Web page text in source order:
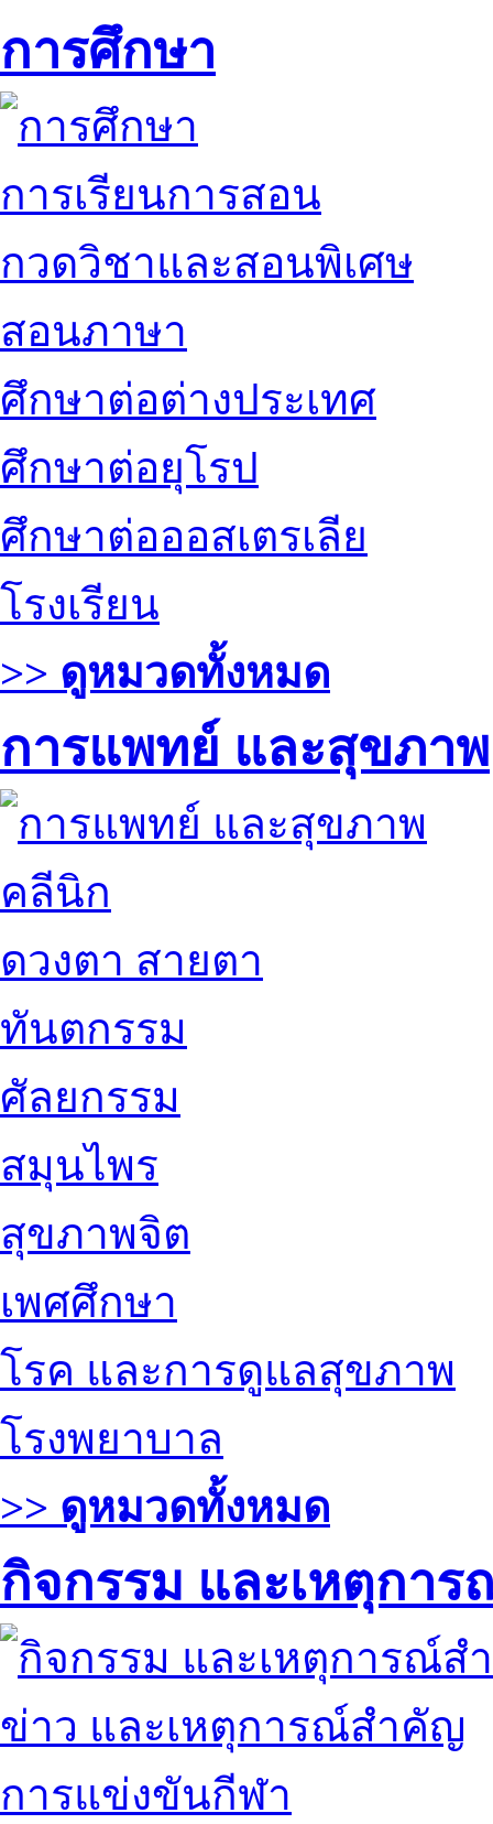
การศึกษา
การเรียนการสอน
กวดวิชาและสอนพิเศษ
สอนภาษา
ศึกษาต่อต่างประเทศ
ศึกษาต่อยุโรป
ศึกษาต่อออสเตรเลีย
โรงเรียน
>> ดูหมวดทั้งหมด
การแพทย์ และสุขภาพ
คลีนิก
ดวงตา สายตา
ทันตกรรม
ศัลยกรรม
สมุนไพร
สุขภาพจิต
เพศศึกษา
โรค และการดูแลสุขภาพ
โรงพยาบาล
>> ดูหมวดทั้งหมด
กิจกรรม และเหตุกา
ข่าว และเหตุการณ์สำคัญ
การแข่งขันกีฬา